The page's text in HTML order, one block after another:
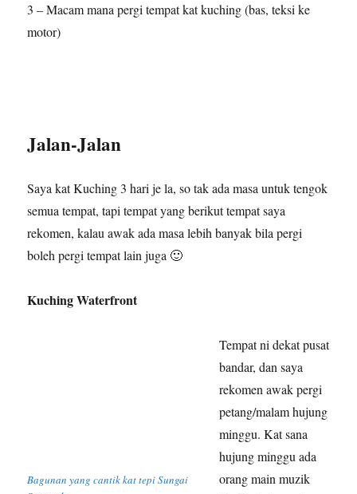
3 – Macam mana pergi tempat kat kuching (bas, teksi ke
motor)
Jalan-Jalan
Saya kat Kuching 3 hari je la, so tak ada masa untuk tengok
semua tempat, tapi tempat yang berikut tempat saya
rekomen, kalau awak ada masa lebih banyak bila pergi
boleh pergi tempat lain juga 🙂
Kuching Waterfront
Bagunan yang cantik kat tepi Sungai
Tempat ni dekat pusat
bandar, dan saya
rekomen awak pergi
petang/malam hujung
minggu. Kat sana
hujung minggu ada
orang main muzik